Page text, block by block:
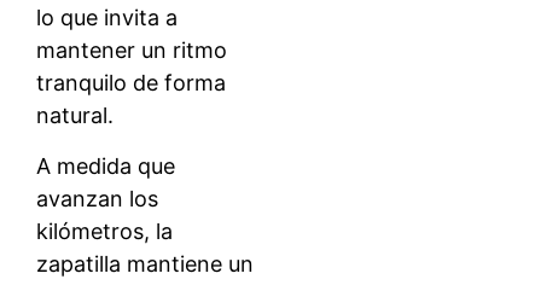
lo que invita a
mantener un ritmo
tranquilo de forma
natural.
A medida que
avanzan los
kilómetros, la
zapatilla mantiene un